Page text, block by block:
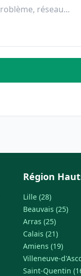
Région
Lille (28)
Beauvais (25)
Arras (25)
Calais (21)
Amiens (19)
Villeneuve-
Saint-Quentin